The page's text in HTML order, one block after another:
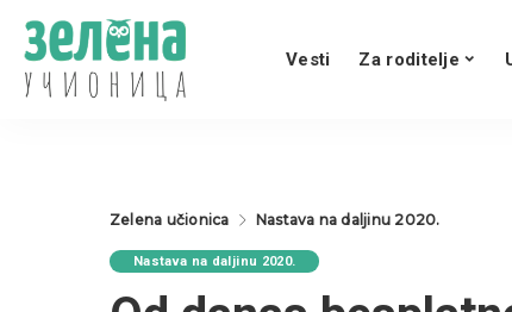
Vesti Za roditelje
Zelena učionica Nastava na daljinu 2020.
Nastava na daljinu 2020.